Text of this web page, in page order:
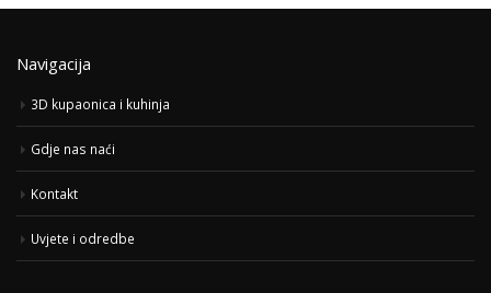
Navigacija
3D kupaonica i kuhinja
Gdje nas naći
Kontakt
Uvjete i odredbe